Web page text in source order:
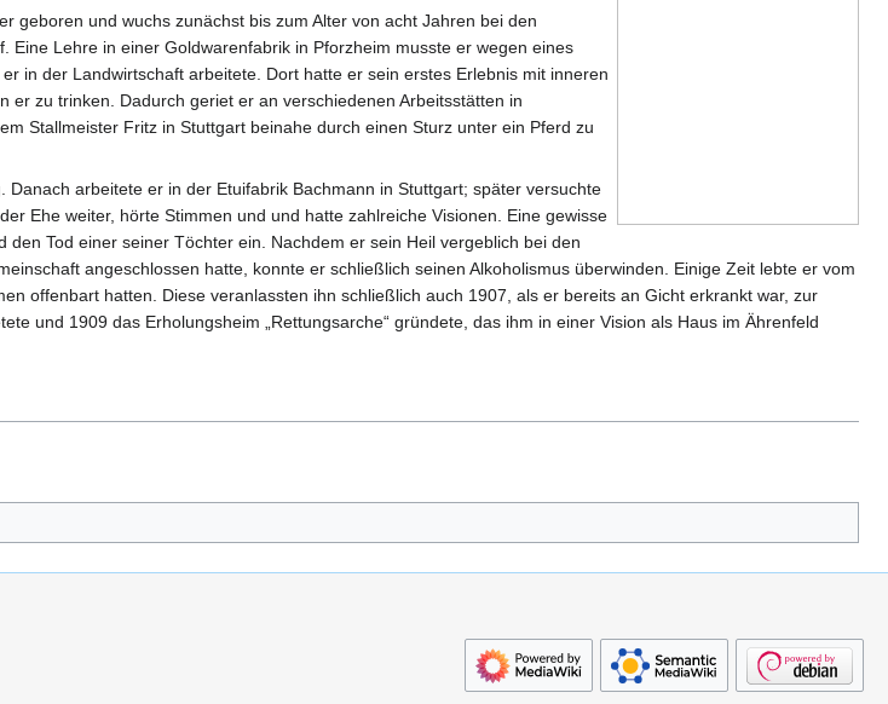
geboren und wuchs zunächst bis zum Alter von acht Jahren bei den
Lehre in einer Goldwarenfabrik in Pforzheim musste er wegen eines
in der Landwirtschaft arbeitete. Dort hatte er sein erstes Erlebnis mit inneren
zu trinken. Dadurch geriet er an verschiedenen Arbeitsstätten in
Stallmeister Fritz in Stuttgart beinahe durch einen Sturz unter ein Pferd zu
arbeitete er in der Etuifabrik Bachmann in Stuttgart; später versuchte
Ehe weiter, hörte Stimmen und und hatte zahlreiche Visionen. Eine gewisse
Tod einer seiner Töchter ein. Nachdem er sein Heil vergeblich bei den
angeschlossen hatte, konnte er schließlich seinen Alkoholismus überwinden. Einige Zeit lebte er vom
offenbart hatten. Diese veranlassten ihn schließlich auch 1907, als er bereits an Gicht erkrankt war, zur
und 1909 das Erholungsheim „Rettungsarche“ gründete, das ihm in einer Vision als Haus im Ährenfeld